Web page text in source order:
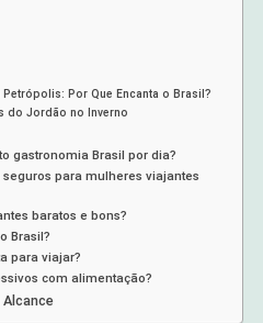
Petrópolis: Por Que Encanta o Brasil?
do Jordão no Inverno
gastronomia Brasil por dia?
para mulheres viajantes
baratos e bons?
Brasil?
para viajar?
com alimentação?